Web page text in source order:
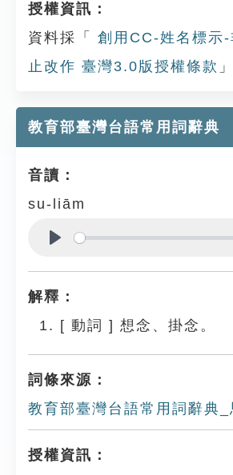
授權資訊：
資料採「
創用CC-姓名標示
止改作 臺灣3.0版授權條款
教育部臺灣台語常用詞辭典
音讀：
su-liām
解釋：
[ 動詞 ] 想念、掛念。
詞條來源：
教育部臺灣台語常用詞辭典_
授權資訊：